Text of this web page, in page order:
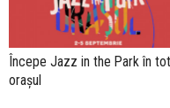
Începe Jazz in the Park în tot
orașul